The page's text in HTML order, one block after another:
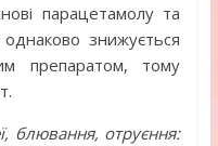
парацетамолу та
знижується
препаратом, тому
блювання, отруєння: